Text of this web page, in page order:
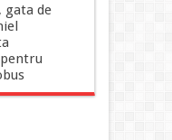
gata de